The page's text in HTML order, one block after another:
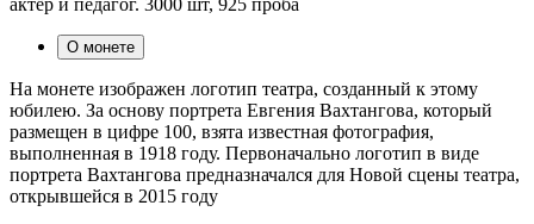
О монете
На монете изображен логотип театра, созданный к этому
юбилею. За основу портрета Евгения Вахтангова, который
размещен в цифре 100, взята известная фотография,
выполненная в 1918 году. Первоначально логотип в виде
портрета Вахтангова предназначался для Новой сцены театра,
открывшейся в 2015 году